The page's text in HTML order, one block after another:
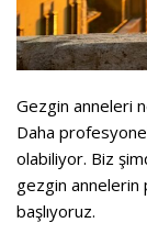
Gezgin anneleri
Daha
olabiliyor. Biz
gezgin
başlıyoruz.